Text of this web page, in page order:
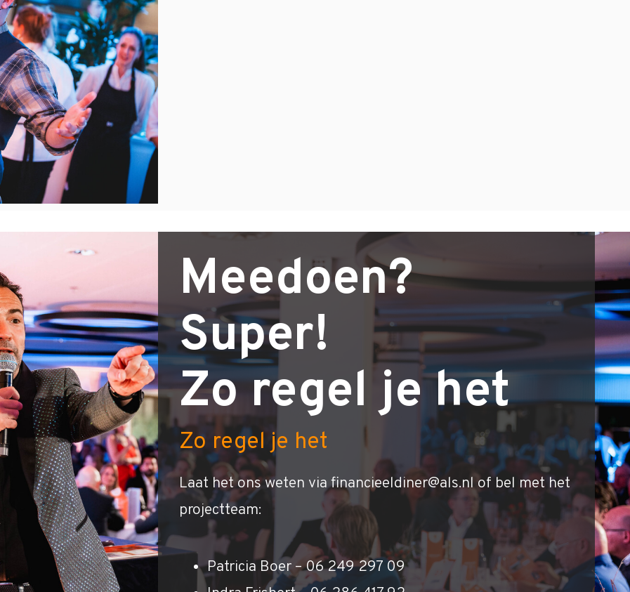
Meedoen?
Super!
Zo regel je het
Zo regel je het
Laat het ons weten via financieeldiner@als.nl of bel met het
projectteam:
Patricia Boer – 06 249 297 09